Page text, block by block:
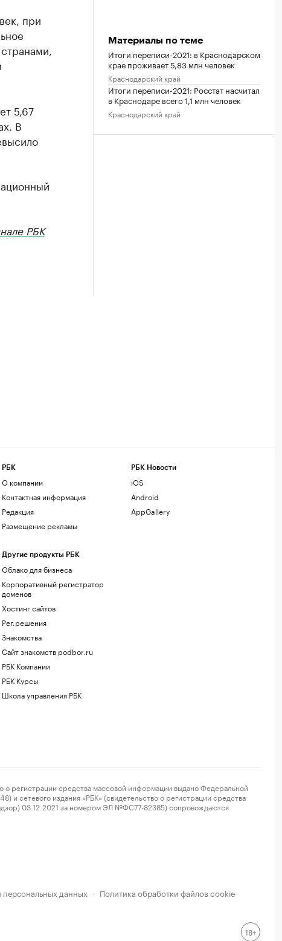
при
5,67
В
РБК
Материалы по теме
Итоги переписи-2021: в Краснодарском
крае проживает 5,83 млн человек
Краснодарский край
Итоги переписи-2021: Росстат насчитал
в Краснодаре всего 1,1 млн человек
Краснодарский край
РБК
О компании
Контактная информация
Редакция
Размещение рекламы
Другие продукты РБК
Облако для бизнеса
Корпоративный регистратор
доменов
Хостинг сайтов
Рег.решения
Знакомства
Сайт знакомств podbor.ru
РБК Компании
РБК Курсы
Школа управления РБК
РБК Новости
iOS
Android
AppGallery
средства массовой информации выдано Федеральной
сетевого издания «РБК» (свидетельство о регистрации средства
03.12.2021 за номером ЭЛ №ФС77-82385) сопровождаются
данных · Политика обработки файлов cookie
18+